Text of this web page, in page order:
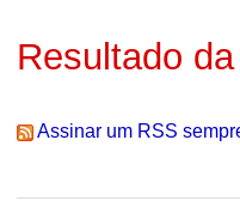
Resultado
Assinar um RSS